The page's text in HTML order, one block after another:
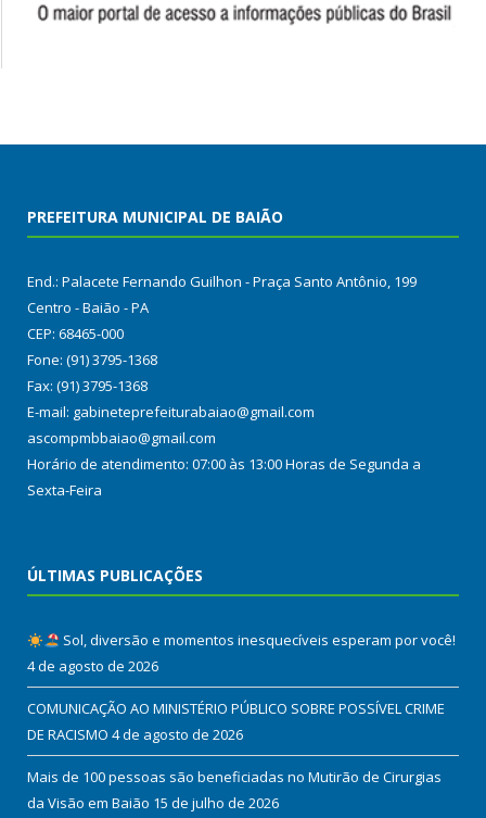
PREFEITURA MUNICIPAL DE BAIÃO
End.: Palacete Fernando Guilhon - Praça Santo Antônio, 199
Centro - Baião - PA
CEP: 68465-000
Fone: (91) 3795-1368
Fax: (91) 3795-1368
E-mail: gabineteprefeiturabaiao@gmail.com
ascompmbbaiao@gmail.com
Horário de atendimento: 07:00 às 13:00 Horas de Segunda a
Sexta-Feira
ÚLTIMAS PUBLICAÇÕES
Sol, diversão e momentos inesquecíveis esperam por você!
4 de agosto de 2026
COMUNICAÇÃO AO MINISTÉRIO PÚBLICO SOBRE POSSÍVEL CRIME
DE RACISMO 4 de agosto de 2026
Mais de 100 pessoas são beneficiadas no Mutirão de Cirurgias
da Visão em Baião 15 de julho de 2026